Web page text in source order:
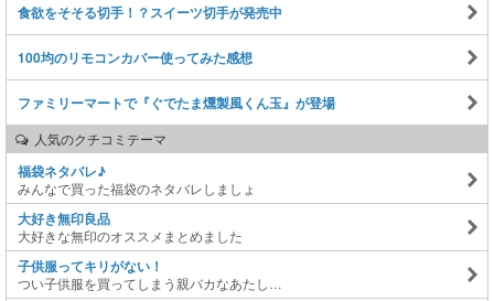
食欲をそそる切手！？スイーツ切手が発売中
100均のリモコンカバー使ってみた感想
ファミリーマートで『ぐでたま燻製風くん玉』が登場
人気のクチコミテーマ
福袋ネタバレ♪
みんなで買った福袋のネタバレしましょ
大好き無印良品
大好きな無印のオススメまとめました
子供服ってキリがない！
つい子供服を買ってしまう親バカなあたし…